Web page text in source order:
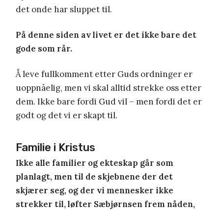
det onde har sluppet til.
På denne siden av livet er det ikke bare det
gode som rår.
Å leve fullkomment etter Guds ordninger er
uoppnåelig, men vi skal alltid strekke oss etter
dem. Ikke bare fordi Gud vil – men fordi det er
godt og det vi er skapt til.
Familie i Kristus
Ikke alle familier og ekteskap går som
planlagt, men til de skjebnene der det
skjærer seg, og der vi mennesker ikke
strekker til, løfter Sæbjørnsen frem nåden,